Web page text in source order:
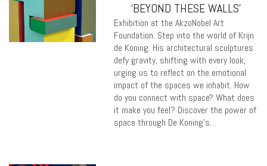
‘BEYOND THESE WALLS’
Exhibition at the AkzoNobel Art
Foundation. Step into the world of Krijn
de Koning. His architectural sculptures
defy gravity, shifting with every look,
urging us to reflect on the emotional
impact of the spaces we inhabit. How
do you connect with space? What does
it make you feel? Discover the power of
space through De Koning’s…